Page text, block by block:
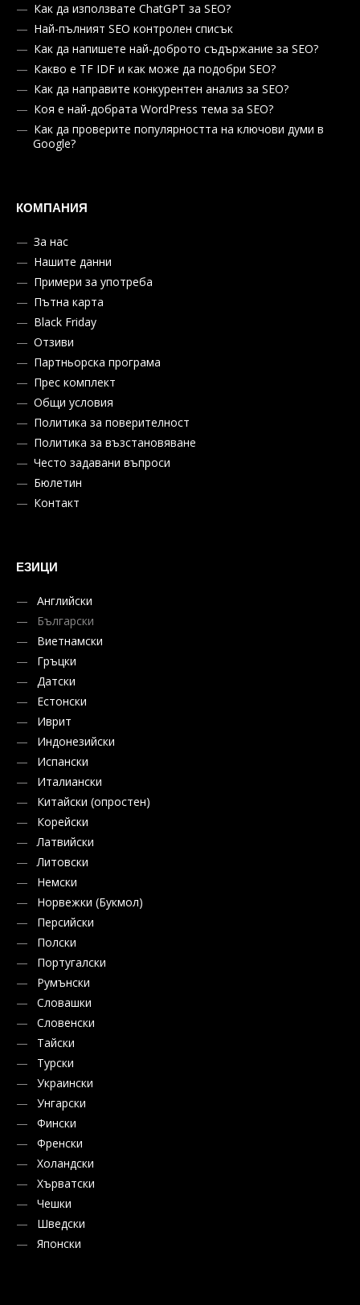
Как да използвате ChatGPT за SEO?
Най-пълният SEO контролен списък
Как да напишете най-доброто съдържание за SEO?
Какво е TF IDF и как може да подобри SEO?
Как да направите конкурентен анализ за SEO?
Коя е най-добрата WordPress тема за SEO?
Как да проверите популярността на ключови думи в
Google?
КОМПАНИЯ
За нас
Нашите данни
Примери за употреба
Пътна карта
Black Friday
Отзиви
Партньорска програма
Прес комплект
Общи условия
Политика за поверителност
Политика за възстановяване
Често задавани въпроси
Бюлетин
Контакт
ЕЗИЦИ
Английски
Български
Виетнамски
Гръцки
Датски
Естонски
Иврит
Индонезийски
Испански
Италиански
Китайски (опростен)
Корейски
Латвийски
Литовски
Немски
Норвежки (Букмол)
Персийски
Полски
Португалски
Румънски
Словашки
Словенски
Тайски
Турски
Украински
Унгарски
Фински
Френски
Холандски
Хърватски
Чешки
Шведски
Японски